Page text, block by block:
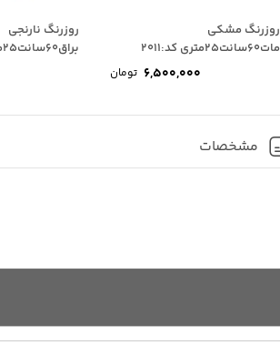
روزرنگ مشکی
مات60سانت25متری کد:2011
6,500,000 تومان
روزرنگ نارنجی
براق60سانت25متری کد:6035
مشخصات